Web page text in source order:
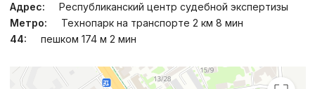
Адрес:
Республиканский центр судебной экспертизы
Метро:
Технопарк на транспорте 2 км 8 мин
44:
пешком 174 м 2 мин